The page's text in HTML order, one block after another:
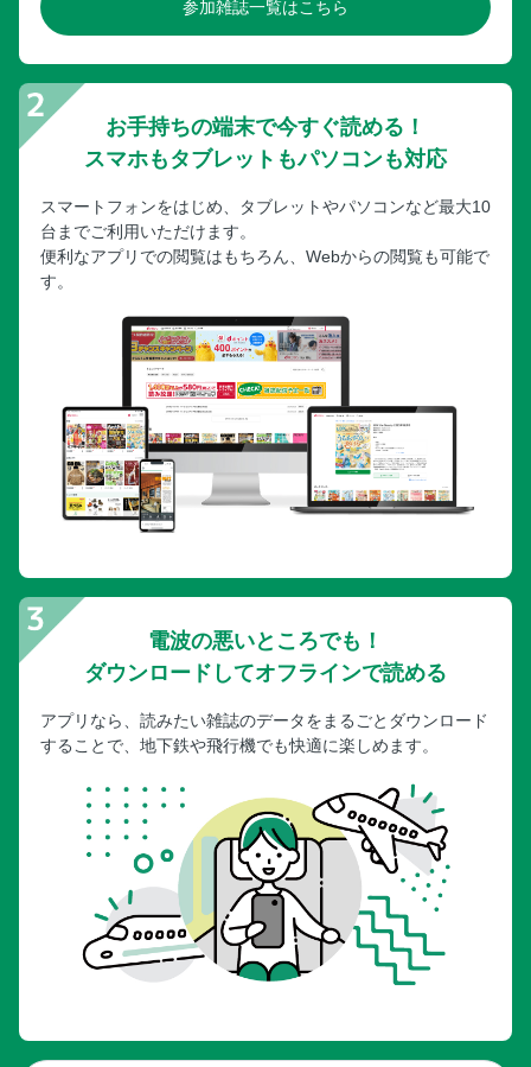
参加雑誌一覧はこちら
お手持ちの端末で今すぐ読める！
スマホもタブレットもパソコンも対応
スマートフォンをはじめ、タブレットやパソコンなど最大10
台までご利用いただけます。
便利なアプリでの閲覧はもちろん、Webからの閲覧も可能で
す。
電波の悪いところでも！
ダウンロードしてオフラインで読める
アプリなら、読みたい雑誌のデータをまるごとダウンロード
することで、地下鉄や飛行機でも快適に楽しめます。